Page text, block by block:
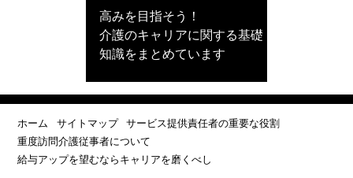
高みを目指そう！
介護のキャリアに関する基礎
知識をまとめています
ホーム サイトマップ サービス提供責任者の重要な役割
重度訪問介護従事者について
給与アップを望むならキャリアを磨くべし